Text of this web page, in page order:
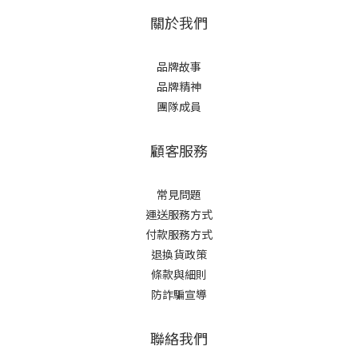
關於我們
品牌故事
品牌精神
團隊成員
顧客服務
常見問題
運送服務方式
付款服務方式
退換貨政策
條款與細則
防詐騙宣導
聯絡我們